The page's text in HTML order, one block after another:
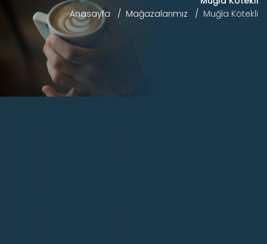
Anasayfa
Mağazalarımız Muğla Kötekli